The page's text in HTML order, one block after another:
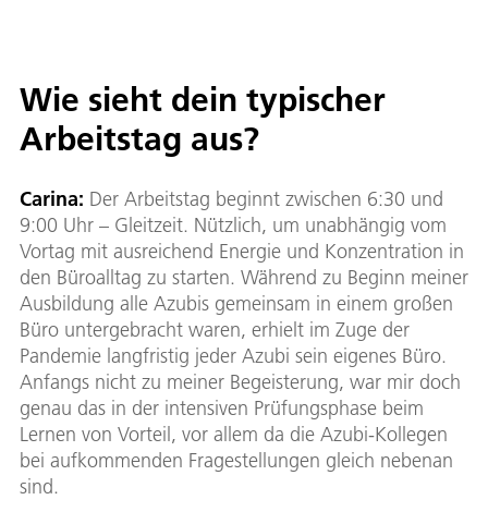
Wie sieht dein typischer
Arbeitstag aus?
Carina: Der Arbeitstag beginnt zwischen 6:30 und
9:00 Uhr – Gleitzeit. Nützlich, um unabhängig vom
Vortag mit ausreichend Energie und Konzentration in
den Büroalltag zu starten. Während zu Beginn meiner
Ausbildung alle Azubis gemeinsam in einem großen
Büro untergebracht waren, erhielt im Zuge der
Pandemie langfristig jeder Azubi sein eigenes Büro.
Anfangs nicht zu meiner Begeisterung, war mir doch
genau das in der intensiven Prüfungsphase beim
Lernen von Vorteil, vor allem da die Azubi-Kollegen
bei aufkommenden Fragestellungen gleich nebenan
sind.